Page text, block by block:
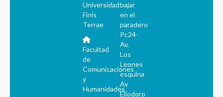
Universidad
Finis
Terrae
Facultad
de
Comunicaciones
y
Humanidades
bajar
en el
paradero
Pc24-
Av.
Los
Leones
esquina
Av
Eliodoro